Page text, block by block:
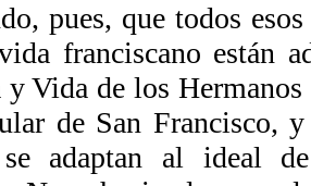
pues, que todos
franciscano están
Vida de los Hermanos
de San Francisco,
se adaptan al ideal